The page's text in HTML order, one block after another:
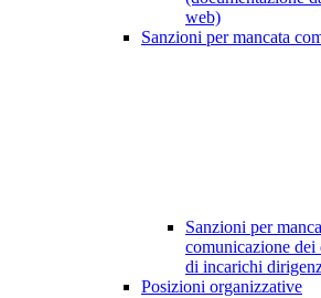
web)
Sanzioni per mancata
Sanzioni per
comunicazione dei
di incarichi
Posizioni organizzative